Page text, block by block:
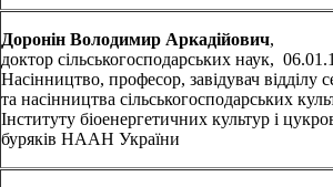
Доронін Володимир Аркадійович,
доктор сільськогосподарських наук,
Насінництво, професор, завідувач відділу
та насінництва сільськогосподарських
Інституту біоенергетичних культур і
буряків НААН України